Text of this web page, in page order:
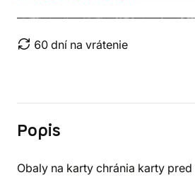
60 dní na vrátenie
Popis
Obaly na karty chránia karty